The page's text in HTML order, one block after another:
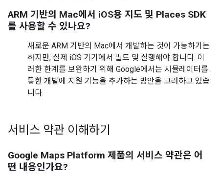
ARM 기반의 Mac에서 iOS용 지도 및 Places SDK
를 사용할 수 있나요?
새로운 ARM 기반의 Mac에서 개발하는 것이 가능하기는
하지만, 실제 iOS 기기에서 빌드 및 실행해야 합니다. 이
러한 한계를 보완하기 위해 Google에서는 시뮬레이터를
통한 개발에 지원 기능을 추가하는 방안을 고려하고 있습
니다.
서비스 약관 이해하기
Google Maps Platform 제품의 서비스 약관은 어
떤 내용인가요?